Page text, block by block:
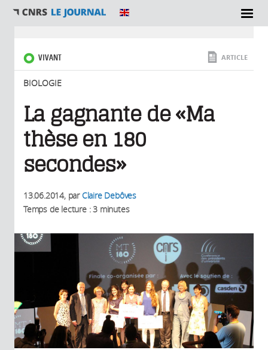
SECTIONS
VIVANT
BIOLOGIE
ARTICLE
La gagnante de «Ma
thèse en 180
secondes»
13.06.2014, parClaire Debôves
Temps de lecture : 3 minutes